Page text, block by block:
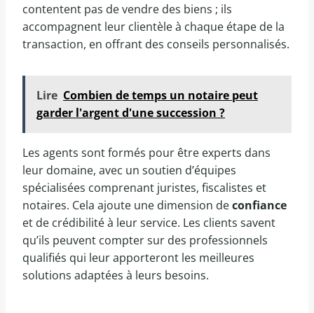
contentent pas de vendre des biens ; ils
accompagnent leur clientèle à chaque étape de la
transaction, en offrant des conseils personnalisés.
Lire Combien de temps un notaire peut
garder l'argent d'une succession ?
Les agents sont formés pour être experts dans
leur domaine, avec un soutien d’équipes
spécialisées comprenant juristes, fiscalistes et
notaires. Cela ajoute une dimension deconfiance
et de crédibilité à leur service. Les clients savent
qu’ils peuvent compter sur des professionnels
qualifiés qui leur apporteront les meilleures
solutions adaptées à leurs besoins.